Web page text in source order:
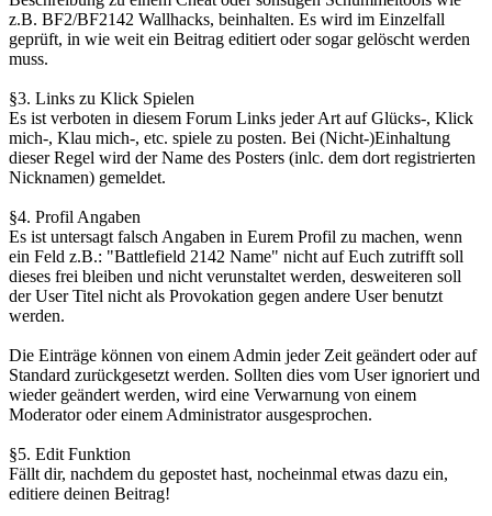
z.B. BF2/BF2142 Wallhacks, beinhalten. Es wird im Einzelfall
geprüft, in wie weit ein Beitrag editiert oder sogar gelöscht werden
muss.
§3. Links zu Klick Spielen
Es ist verboten in diesem Forum Links jeder Art auf Glücks-, Klick
mich-, Klau mich-, etc. spiele zu posten. Bei (Nicht-)Einhaltung
dieser Regel wird der Name des Posters (inlc. dem dort registrierten
Nicknamen) gemeldet.
§4. Profil Angaben
Es ist untersagt falsch Angaben in Eurem Profil zu machen, wenn
ein Feld z.B.: "Battlefield 2142 Name" nicht auf Euch zutrifft soll
dieses frei bleiben und nicht verunstaltet werden, desweiteren soll
der User Titel nicht als Provokation gegen andere User benutzt
werden.
Die Einträge können von einem Admin jeder Zeit geändert oder auf
Standard zurückgesetzt werden. Sollten dies vom User ignoriert und
wieder geändert werden, wird eine Verwarnung von einem
Moderator oder einem Administrator ausgesprochen.
§5. Edit Funktion
Fällt dir, nachdem du gepostet hast, nocheinmal etwas dazu ein,
editiere deinen Beitrag!